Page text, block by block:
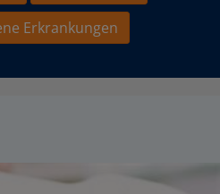
Erkrankungen